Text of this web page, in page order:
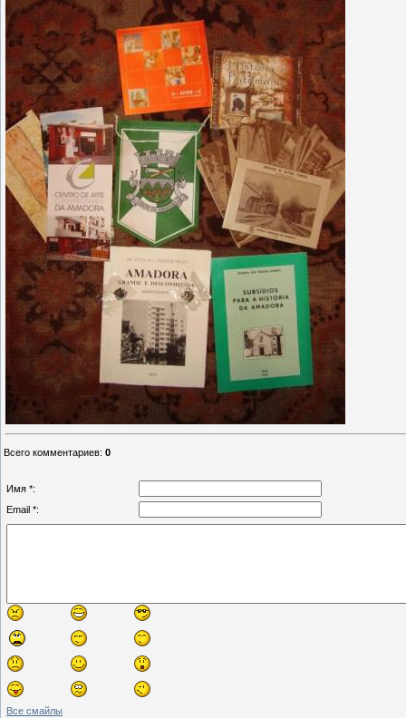
Всего комментариев: 0
Имя *:
Email *:
Все смайлы